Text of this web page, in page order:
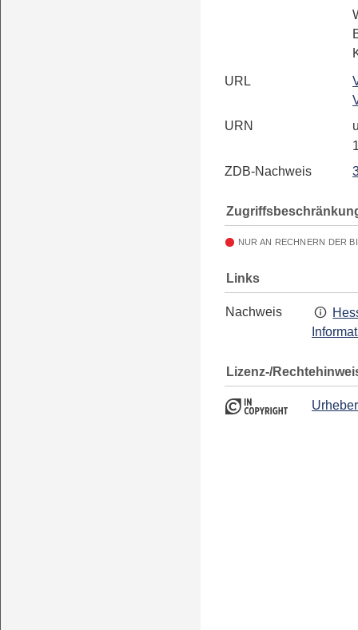
URL
URN
ZDB-Nachweis
NUR AN RECHNERN DER
Links
Nachweis
Lizenz-/